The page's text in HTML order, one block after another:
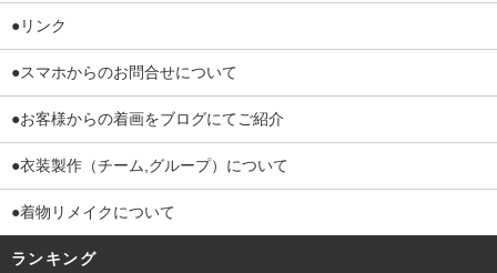
●リンク
●スマホからのお問合せについて
●お客様からの着画をブログにてご紹介
●衣装製作（チーム,グループ）について
●着物リメイクについて
ランキング